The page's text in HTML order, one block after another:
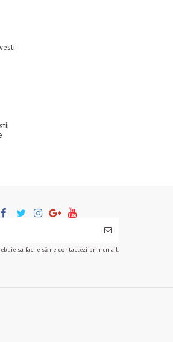
sa faci e să ne contactezi prin email.